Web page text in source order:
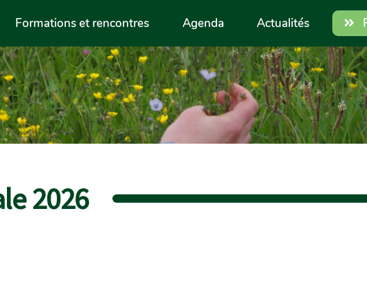
Formations et rencontres Agenda Actualités
2026